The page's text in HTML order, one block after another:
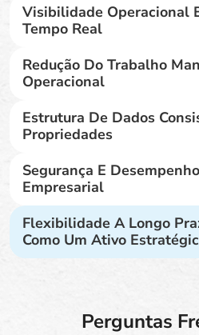
Visibilidade Operacional
Tempo Real
Redução Do Trabalho
Operacional
Estrutura De Dados
Propriedades
Segurança E
Empresarial
Flexibilidade A Longo
Como Um Ativo
Perguntas